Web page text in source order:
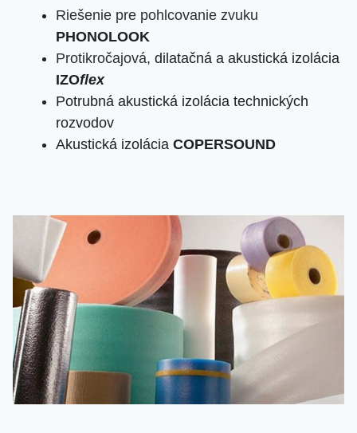
Riešenie pre pohlcovanie zvuku
PHONOLOOK
Protikročajová, dilatačná a akustická izolácia
IZOflex
Potrubná akustická izolácia technických
rozvodov
Akustická izolácia COPERSOUND